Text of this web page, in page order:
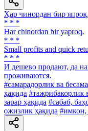
Ҳар чинордан бир япроқ.
* * *
Har chinordan bir yaproq.
* * *
Small profits and quick
* * *
И дешево продают, да
проживаются.
#самарадорлик ва
ҳақида #тажрибакорлик
зарар ҳақида #сабаб,
ожизлик ҳақида